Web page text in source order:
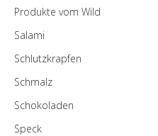
Produkte vom Wild
Salami
Schlutzkrapfen
Schmalz
Schokoladen
Speck